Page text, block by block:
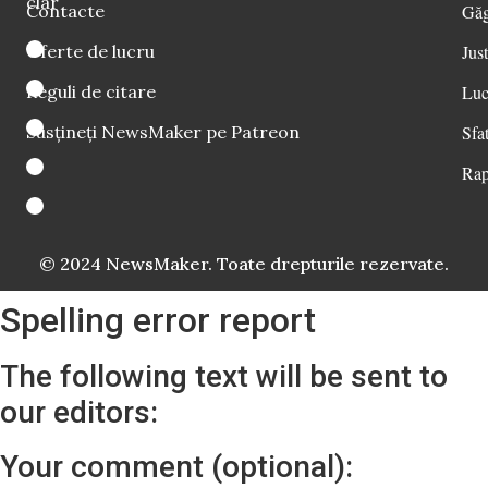
Contacte
Oferte de lucru
Reguli de citare
Susțineți NewsMaker pe Patreon
© 2024 NewsMaker. Toate drepturile rezervate.
Spelling error report
The following text will be sent to
our editors:
Your comment (optional):